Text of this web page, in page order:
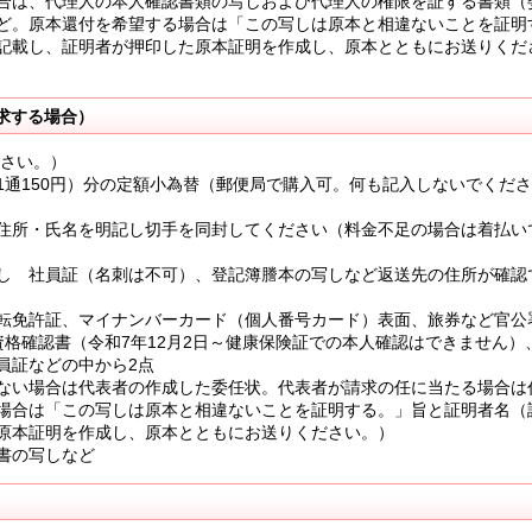
。原本還付を希望する場合は「この写しは原本と相違ないことを証明
載し、証明者が押印した原本証明を作成し、原本とともにお送りくだ
る場合）
い。）
150円）分の定額小為替（郵便局で購入可。何も記入しないでくださ
・氏名を明記し切手を同封してください（料金不足の場合は着払い
社員証（名刺は不可）、登記簿謄本の写しなど返送先の住所が確認
許証、マイナンバーカード（個人番号カード）表面、旅券など官公
格確認書（令和7年12月2日～健康保険証での本人確認はできません）
証などの中から2点
場合は代表者の作成した委任状。代表者が請求の任に当たる場合は
合は「この写しは原本と相違ないことを証明する。」旨と証明者名（
証明を作成し、原本とともにお送りください。）
の写しなど